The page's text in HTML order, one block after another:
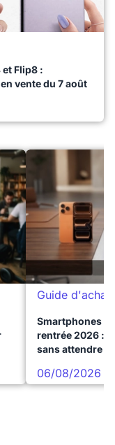
Flip8 :
vente du 7 août
Guide d'achat
Smartphones
rentrée 2026 :
sans attendre
06/08/2026